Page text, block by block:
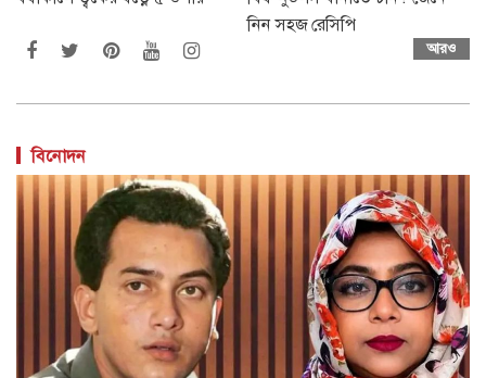
নিন সহজ রেসিপি
আরও
বিনোদন